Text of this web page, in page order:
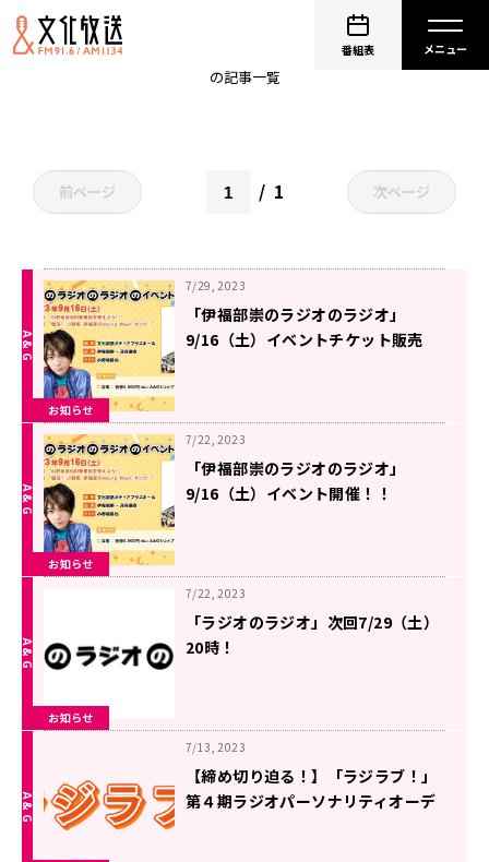
番組表
の記事一覧
前ページ 1 次ページ
お知らせ
7/29, 2023
「伊福部崇のラジオのラジオ」
9/16（土）イベントチケット販売
お知らせ
7/22, 2023
「伊福部崇のラジオのラジオ」
9/16（土）イベント開催！！
お知らせ
7/22, 2023
「ラジオのラジオ」次回7/29（土）
20時！
7/13, 2023
【締め切り迫る！】「ラジラブ！」
第４期ラジオパーソナリティオーデ